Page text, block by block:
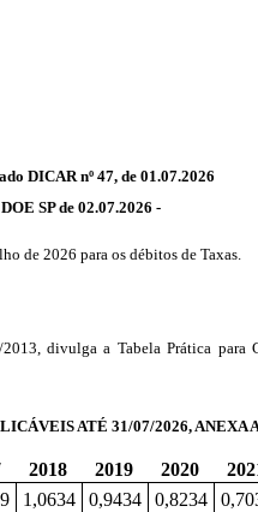
DICAR nº 47, de 01.07.2026
SP de 02.07.2026 -
de 2026 para os débitos de Taxas.
divulga a Tabela Prática para
ATÉ 31/07/2026, ANEXA
2018 2019 2020
1,0634 0,9434 0,8234